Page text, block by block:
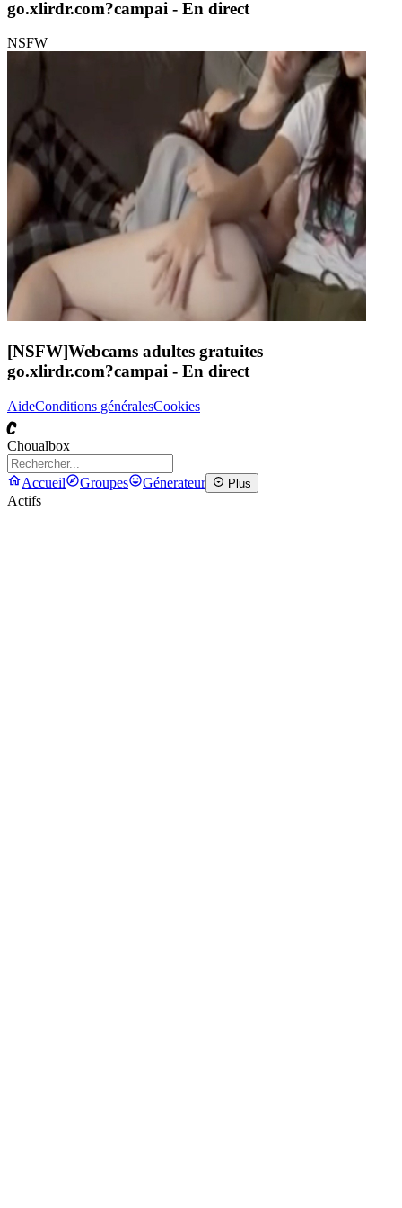
go.xlirdr.com?campai - En direct
NSFW
[NSFW]Webcams adultes gratuites
go.xlirdr.com?campai - En direct
AideConditions généralesCookies
C
Choualbox
Accueil Groupes Génerateur Plus
Actifs